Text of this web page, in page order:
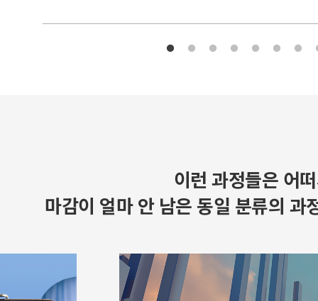
이런 과정들은 어
마감이 얼마 안 남은 동일 분류의 과